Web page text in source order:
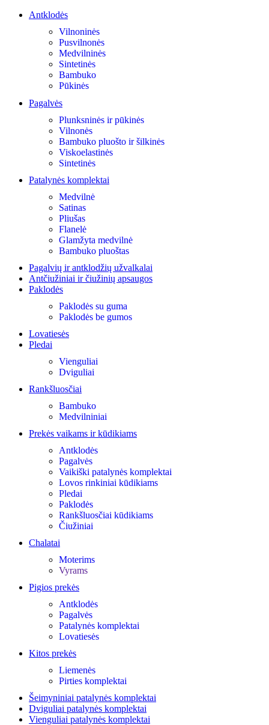
Antklodės
Vilnoninės
Pusvilnonės
Medvilninės
Sintetinės
Bambuko
Pūkinės
Pagalvės
Plunksninės ir pūkinės
Vilnonės
Bambuko pluošto ir šilkinės
Viskoelastinės
Sintetinės
Patalynės komplektai
Medvilnė
Satinas
Pliušas
Flanelė
Glamžyta medvilnė
Bambuko pluoštas
Pagalvių ir antklodžių užvalkalai
Antčiužiniai ir čiužinių apsaugos
Paklodės
Paklodės su guma
Paklodės be gumos
Lovatiesės
Pledai
Vienguliai
Dviguliai
Rankšluosčiai
Bambuko
Medvilniniai
Prekės vaikams ir kūdikiams
Antklodės
Pagalvės
Vaikiški patalynės komplektai
Lovos rinkiniai kūdikiams
Pledai
Paklodės
Rankšluosčiai kūdikiams
Čiužiniai
Chalatai
Moterims
Vyrams
Pigios prekės
Antklodės
Pagalvės
Patalynės komplektai
Lovatiesės
Kitos prekės
Liemenės
Pirties komplektai
Šeimyniniai patalynės komplektai
Dviguliai patalynės komplektai
Vienguliai patalynės komplektai